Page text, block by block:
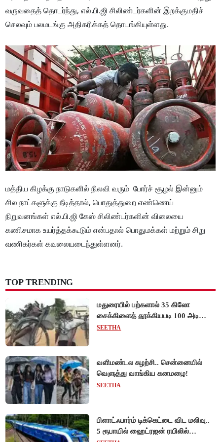
வருவதைத் தொடர்ந்து, எல்.பி.ஜி சிலிண்டர்களின் இறக்குமதிச்
செலவும் பலமடங்கு அதிகரிக்கத் தொடங்கியுள்ளது.
மத்திய கிழக்கு நாடுகளில் நிலவி வரும் போர்ச் சூழல் இன்னும்
சில நாட்களுக்கு நீடித்தால், பொதுத்துறை எண்ணெய்
நிறுவனங்கள் எல்.பி.ஜி கேஸ் சிலிண்டர்களின் விலையை
கணிசமாக உயர்த்தக்கூடும் என்பதால் பொதுமக்கள் மற்றும் சிறு
வணிகர்கள் கவலையடைந்துள்ளனர்.
TOP TRENDING
மதுரையில் பற்களால் 35 கிலோ
சைக்கிளைத் தூக்கியபடி 100 அடி
நடந்து சென்று முன்னாள் ராணுவ வீரர்
SEETHA
வளிமண்டல சுழற்சி.. சென்னையில்
வெளுத்து வாங்கிய கனமழை!
SEETHA
பிளாட்ஃபார்ம் டிக்கெட்டை விட மலிவு..
5 ரூபாயில் ஹைட்ரஜன் ரயிலில்